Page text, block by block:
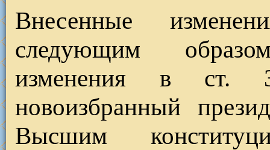
Внесенные
следующим
изменения в ст.
новоизбранный
Высшим